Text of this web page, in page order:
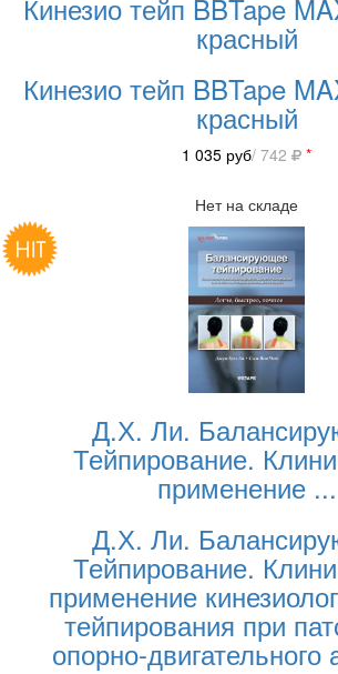
Кинезио тейп BBTape
красный
Кинезио тейп BBTape
красный
1 035 руб/ 742 *
Нет на складе
Д.Х. Ли.
Тейпирование.
применение ...
Д.Х. Ли.
Тейпирование.
применение
тейпирования при
опорно-двигательного